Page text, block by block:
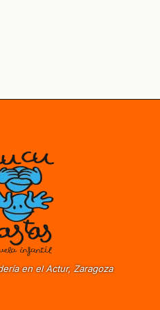
en el Actur, Zaragoza